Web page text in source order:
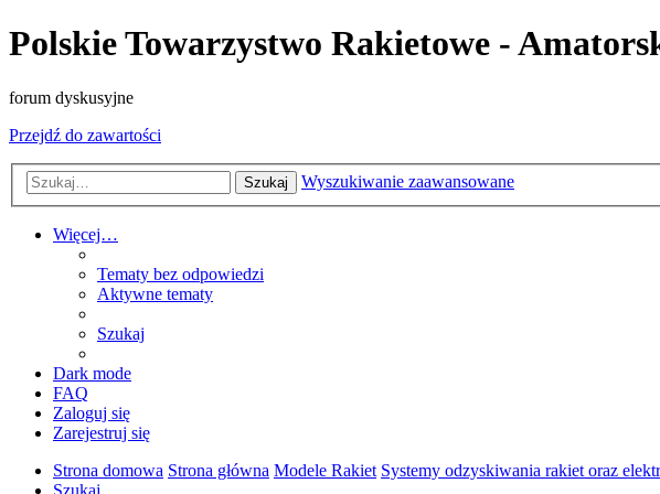
Polskie Towarzystwo Rakietowe -
forum dyskusyjne
Przejdź do zawartości
Szukaj Wyszukiwanie zaawansowane
Więcej…
Tematy bez odpowiedzi
Aktywne tematy
Szukaj
Dark mode
FAQ
Zaloguj się
Zarejestruj się
Strona domowa Strona główna Modele Rakiet Systemy odzyskiwania rakiet oraz